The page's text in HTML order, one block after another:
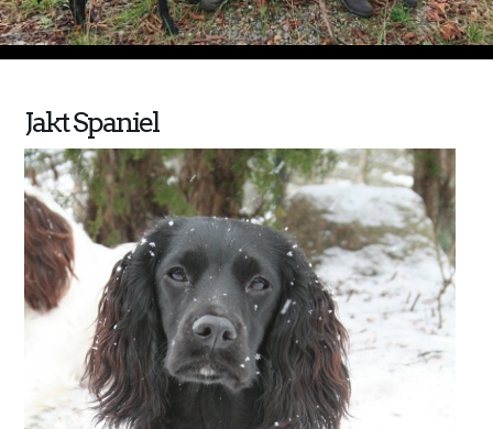
Jakt Spaniel